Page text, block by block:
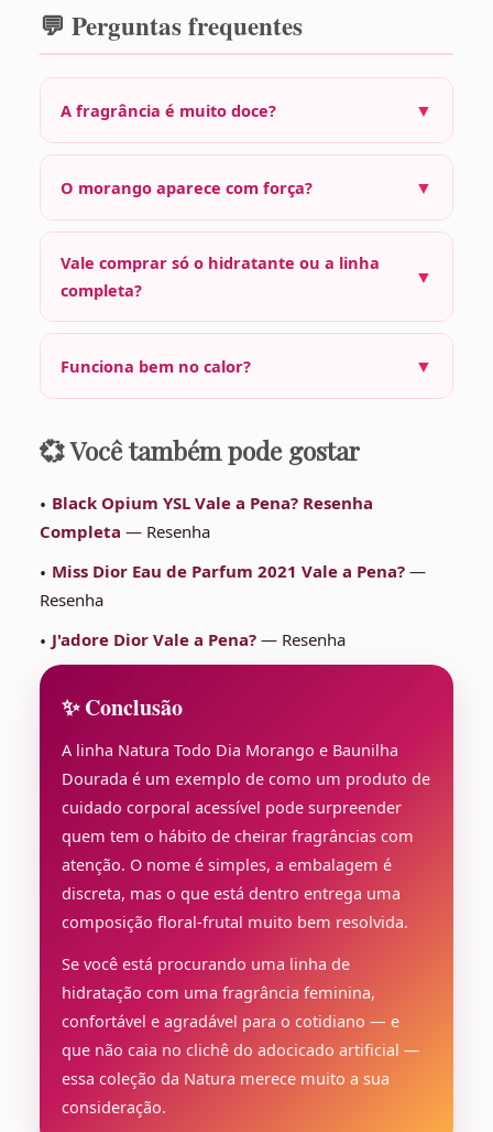
💬 Perguntas frequentes
A fragrância é muito doce? ▼
O morango aparece com força? ▼
Vale comprar só o hidratante ou a linha
completa?
▼
Funciona bem no calor? ▼
💞 Você também pode gostar
Black Opium YSL Vale a Pena? Resenha
Completa — Resenha
Miss Dior Eau de Parfum 2021 Vale a Pena? —
Resenha
J'adore Dior Vale a Pena? — Resenha
✨ Conclusão
A linha Natura Todo Dia Morango e Baunilha
Dourada é um exemplo de como um produto de
cuidado corporal acessível pode surpreender
quem tem o hábito de cheirar fragrâncias com
atenção. O nome é simples, a embalagem é
discreta, mas o que está dentro entrega uma
composição floral-frutal muito bem resolvida.
Se você está procurando uma linha de
hidratação com uma fragrância feminina,
confortável e agradável para o cotidiano — e
que não caia no clichê do adocicado artificial —
essa coleção da Natura merece muito a sua
consideração.